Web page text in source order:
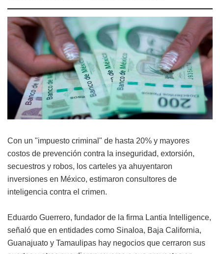
Con un "impuesto criminal" de hasta 20% y mayores
costos de prevención contra la inseguridad, extorsión,
secuestros y robos, los carteles ya ahuyentaron
inversiones en México, estimaron consultores de
inteligencia contra el crimen.
Eduardo Guerrero, fundador de la firma Lantia Intelligence,
señaló que en entidades como Sinaloa, Baja California,
Guanajuato y Tamaulipas hay negocios que cerraron sus